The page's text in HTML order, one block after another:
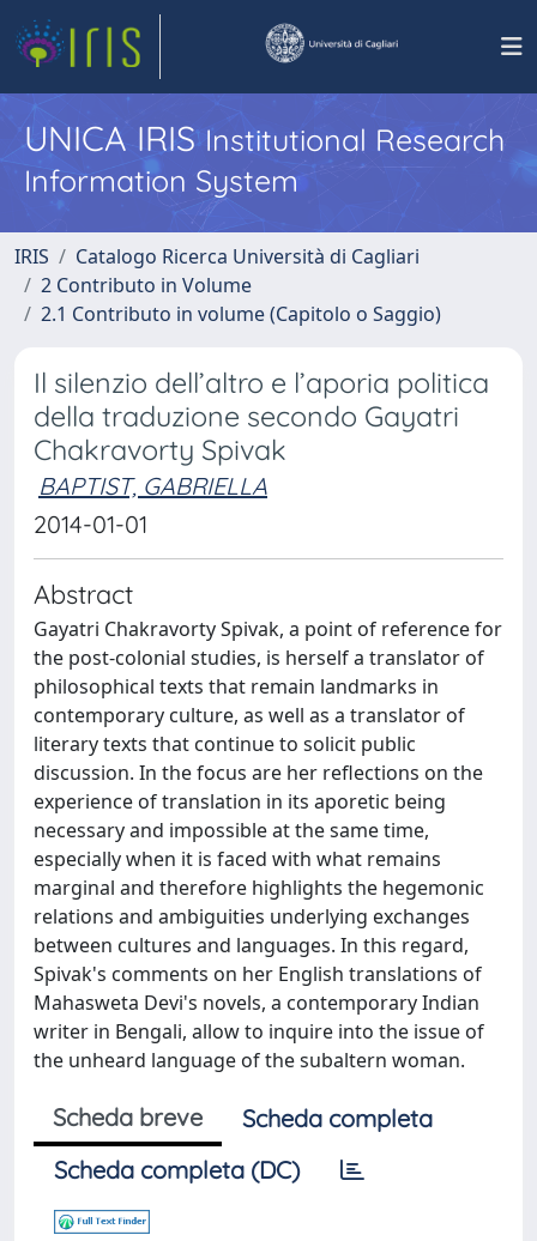
UNICA IRISInstitutional Research
Information System
IRIS
Catalogo Ricerca Università di Cagliari
2 Contributo in Volume
2.1 Contributo in volume (Capitolo o Saggio)
Il silenzio dell’altro e l’aporia politica
della traduzione secondo Gayatri
Chakravorty Spivak
BAPTIST, GABRIELLA
2014-01-01
Abstract
Gayatri Chakravorty Spivak, a point of reference for
the post-colonial studies, is herself a translator of
philosophical texts that remain landmarks in
contemporary culture, as well as a translator of
literary texts that continue to solicit public
discussion. In the focus are her reflections on the
experience of translation in its aporetic being
necessary and impossible at the same time,
especially when it is faced with what remains
marginal and therefore highlights the hegemonic
relations and ambiguities underlying exchanges
between cultures and languages. In this regard,
Spivak's comments on her English translations of
Mahasweta Devi's novels, a contemporary Indian
writer in Bengali, allow to inquire into the issue of
the unheard language of the subaltern woman.
Scheda breve
Scheda completa
Scheda completa (DC)